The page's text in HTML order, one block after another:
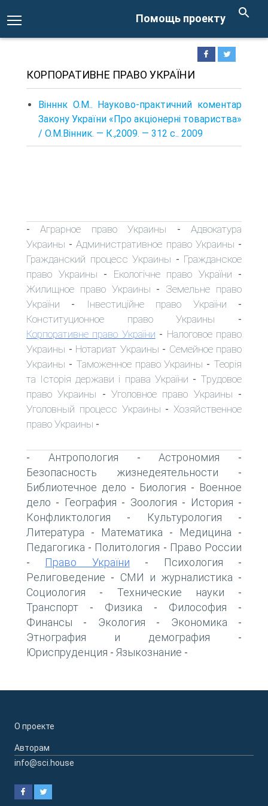
Помощь проекту
КОРПОРАТИВНЕ ПРАВО УКРАЇНИ
Вінннк О.М.. Науково-практичний коментар
Закону України «Про акціонерні товариства»
/ О.М.Вінник. — К.,2009. — 312 с.. 2009
-Аграрное право Украины -Адвокатура
Украины -Административное право Украины -
Гражданский процесс Украины - Гражданское
право Украины - Екологічне право України -
Жилищное право Украины - Земельне право
України - Інвестиційне право України -
Конституционное право Украины -
Корпоративне право України - Налоговое право
Украины - Нотариат Украины - Семейное право
Украины - Таможенное право Украины - Теорія
та Історія держави і права України - Трудовое
право Украины -Уголовное право Украины -
Уголовный процесс Украины - Хозяйственное
право Украины -
- Антропология -Астрономия -
Безопасность жизнедеятельности -
Библиотечное дело - Биология - Военное
дело - География - Зоология - История -
Конфликтология - Культурология -
Литература - Математика - Медицина -
Педагогика - Политология - Право России
- Право України - Психология -
Религоведение - СМИ и журналистика -
Социология - Технические науки -
Транспорт - Физика - Философия -
Финансы - Экология - Экономика -
Этнография и демография -
Юриспруденция - Языкознание -
О проекте
Авторам
info@sci.house